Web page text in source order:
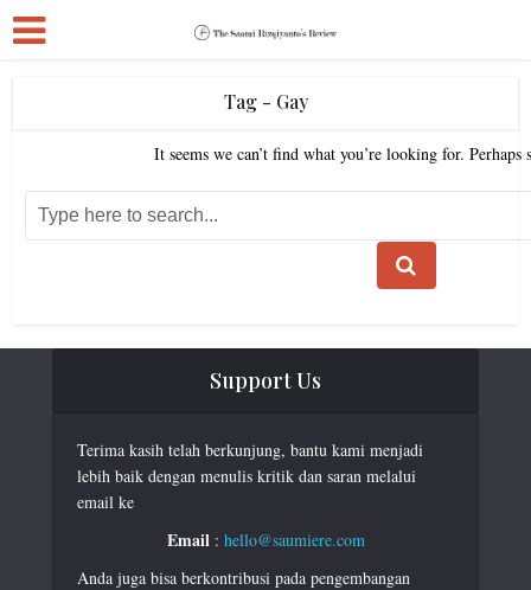
Tag - Gay
It seems we can’t find what you’re looking for. Perhaps
Support Us
Terima kasih telah berkunjung, bantu kami menjadi
lebih baik dengan menulis kritik dan saran melalui
email ke
Email: hello@saumiere.com
Anda juga bisa berkontribusi pada pengembangan